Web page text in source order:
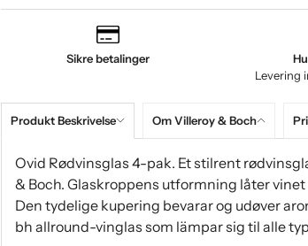
Sikre betalinger
Levering
Produkt Beskrivelse Om Villeroy & Boch
Ovid Rødvinsglas 4-pak. Et stilrent
& Boch. Glaskroppens utformning låter
Den tydelige kupering bevarar og udøver
bh allround-vinglas som lämpar sig til alle